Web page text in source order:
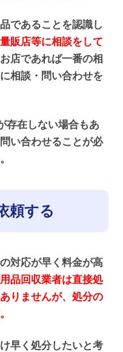
であることを認識し
販店等に相談をして
店であれば一番の相
相談・問い合わせを
存在しない場合もあ
い合わせることが必
頼する
対応が早く料金が高
品回収業者は直接処
りませんが、処分の
早く処分したいと考